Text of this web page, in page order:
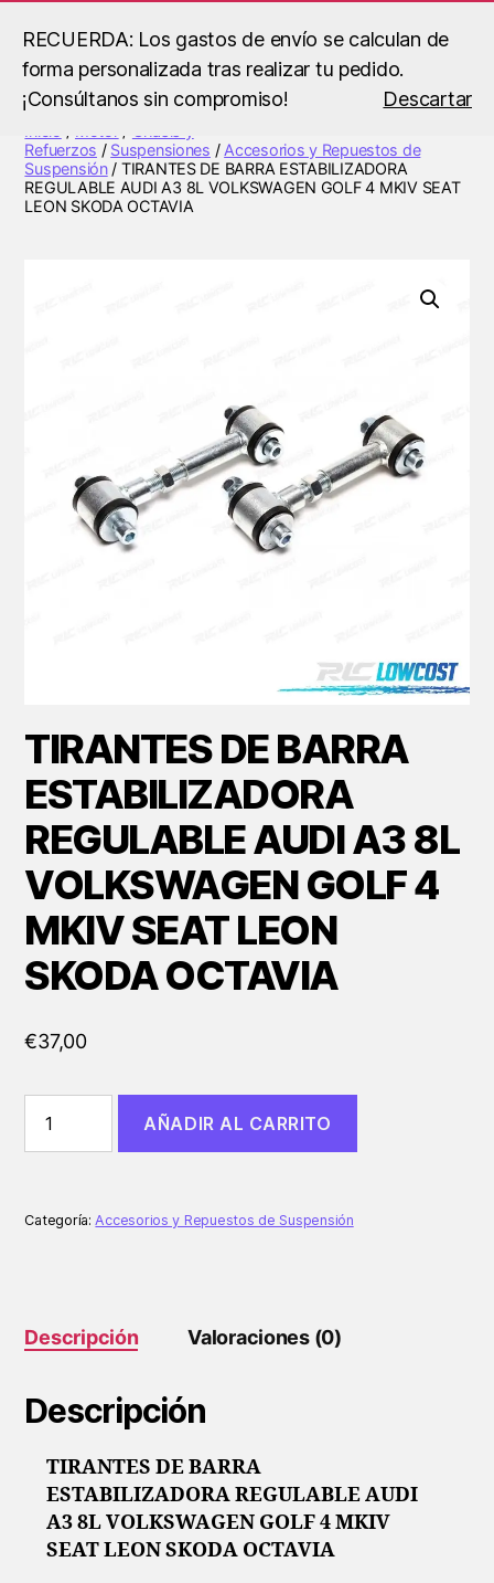
RECUERDA: Los gastos de envío se calculan de
forma personalizada tras realizar tu pedido.
¡Consúltanos sin compromiso!
Descartar
Buscar
B.S
Refuerzos / Suspensiones / Accesorios y Repuestos de
Suspensión/ TIRANTES DE BARRA ESTABILIZADORA
REGULABLE AUDI A3 8L VOLKSWAGEN GOLF 4 MKIV SEAT
LEON SKODA OCTAVIA
TIRANTES DE BARRA
ESTABILIZADORA
REGULABLE AUDI A3 8L
VOLKSWAGEN GOLF 4
MKIV SEAT LEON
SKODA OCTAVIA
€37,00
DE
BARRA
AUDI
4
MKIV
SKODA
cantidad
AÑADIR AL CARRITO
Categoría: Accesorios y Repuestos de Suspensión
Descripción Valoraciones (0)
Descripción
TIRANTES DE BARRA
ESTABILIZADORA REGULABLE AUDI
A3 8L VOLKSWAGEN GOLF 4 MKIV
SEAT LEON SKODA OCTAVIA